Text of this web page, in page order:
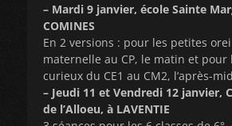
– Mardi 9 janvier, école Sainte
COMINES
En 2 versions : pour les petites
maternelle au CP, le matin et pour
curieux du CE1 au CM2, l’après-
– Jeudi 11 et Vendredi 12 janvier,
de l’Alloeu, à LAVENTIE